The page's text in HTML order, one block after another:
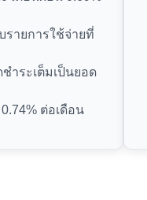
รายการใช้จ่ายที่
ำระเต็มเป็นยอด
ต่อเดือน